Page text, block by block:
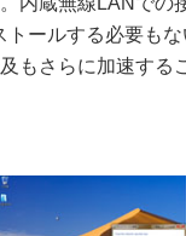
ールする必要も
もさらに加速する